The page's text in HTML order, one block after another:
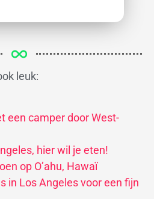
leuk:
een camper door West-
hier wil je eten!
op O’ahu, Hawaï
in Los Angeles voor een fijn